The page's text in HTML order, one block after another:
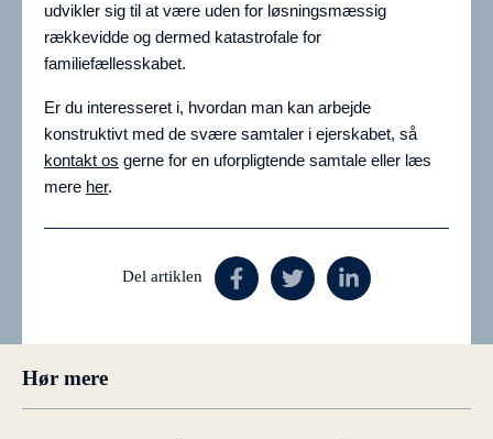
udvikler sig til at være uden for løsningsmæssig
rækkevidde og dermed katastrofale for
familiefællesskabet.
Er du interesseret i, hvordan man kan arbejde
konstruktivt med de svære samtaler i ejerskabet, så
kontakt os gerne for en uforpligtende samtale eller læs
mere her.
Del artiklen
Hør mere